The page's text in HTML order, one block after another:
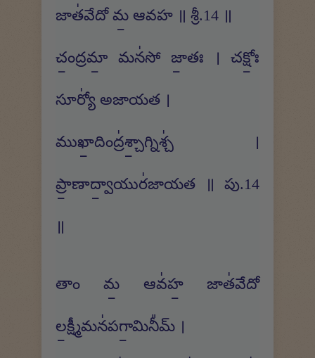
జాత॑వేదో మ॒ ఆవహ ॥ శ్రీ.14 ॥
చం॒ద్రమా॒ మన॑సో జా॒తః । చక్షోః॒
సూర్యో॑ అజాయత ।
ముఖా॒దింద్ర॑శ్చా॒గ్నిశ్చ॑ ।
ప్రా॒ణాద్వా॒యుర॑జాయత ॥ పు.14
॥
తాం మ॒ ఆవ॑హ॒ జాత॑వేదో
ల॒క్ష్మీమన॑పగా॒మినీ᳚మ్ ।